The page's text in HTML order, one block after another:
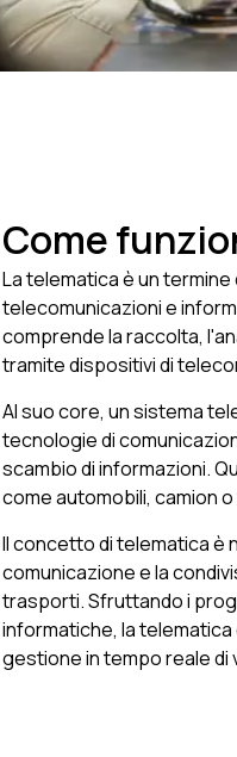
Come
La telematica è un
telecomunicazioni e
comprende la raccolta,
tramite dispositivi di
Al suo core, un sistema
tecnologie di
scambio di informazioni.
come automobili, camion
Il concetto di telematica è
comunicazione e la
trasporti. Sfruttando i
informatiche, la
gestione in tempo reale di